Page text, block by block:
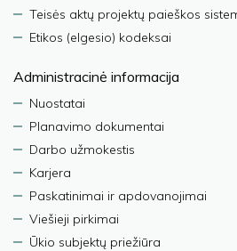
Teisės aktų projektų paieškos
Etikos (elgesio) kodeksai
Administracinė informacija
Nuostatai
Planavimo dokumentai
Darbo užmokestis
Karjera
Paskatinimai ir apdovanojimai
Viešieji pirkimai
Ūkio subjektų priežiūra